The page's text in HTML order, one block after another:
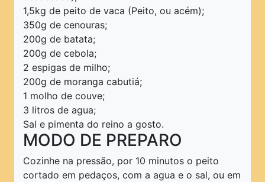
Pratos Principais
Pratos Rápidos
Pratos Típicos
Saladas
Sanduíches
Sobremesas
Sopas e Caldos
Tortas
PRINCIPAL
1,5kg de peito de vaca (Peito, ou acém);
350g de cenouras;
200g de batata;
200g de cebola;
2 espigas de milho;
200g de moranga cabutiá;
1 molho de couve;
3 litros de agua;
Sal e pimenta do reino a gosto.
MODO DE PREPARO
Cozinhe na pressão, por 10 minutos o peito
cortado em pedaços, com a agua e o sal, ou em